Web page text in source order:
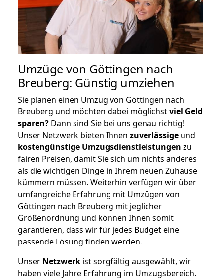
Umzüge von Göttingen nach
Breuberg: Günstig umziehen
Sie planen einen Umzug von Göttingen nach
Breuberg und möchten dabei möglichstviel Geld
sparen? Dann sind Sie bei uns genau richtig!
Unser Netzwerk bieten Ihnen zuverlässige und
kostengünstige Umzugsdienstleistungen zu
fairen Preisen, damit Sie sich um nichts anderes
als die wichtigen Dinge in Ihrem neuen Zuhause
kümmern müssen. Weiterhin verfügen wir über
umfangreiche Erfahrung mit Umzügen von
Göttingen nach Breuberg mit jeglicher
Größenordnung und können Ihnen somit
garantieren, dass wir für jedes Budget eine
passende Lösung finden werden.
Unser Netzwerk ist sorgfältig ausgewählt, wir
haben viele Jahre Erfahrung im Umzugsbereich.